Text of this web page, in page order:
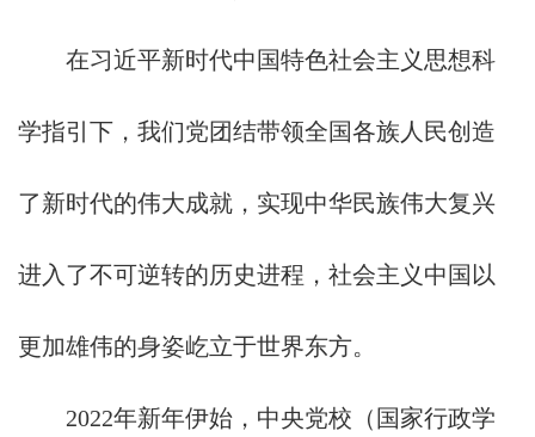
在习近平新时代中国特色社会主义思想科
学指引下，我们党团结带领全国各族人民创造
了新时代的伟大成就，实现中华民族伟大复兴
进入了不可逆转的历史进程，社会主义中国以
更加雄伟的身姿屹立于世界东方。
2022年新年伊始，中央党校（国家行政学